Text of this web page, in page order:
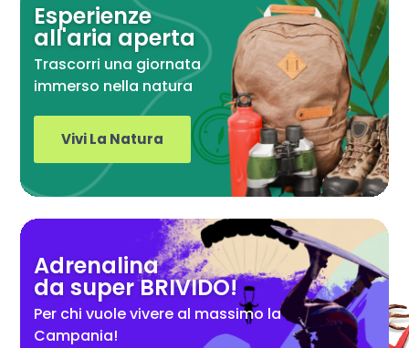
Esperienze
all'aria aperta
Trascorri una giornata
immerso nella natura
Vivi La Natura
Adrenalina
da super BRIVIDO!
Per chi vuole vivere al massimo la
Campania!